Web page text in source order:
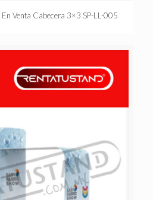
Venta Cabecera 3×3 SP-LL-005